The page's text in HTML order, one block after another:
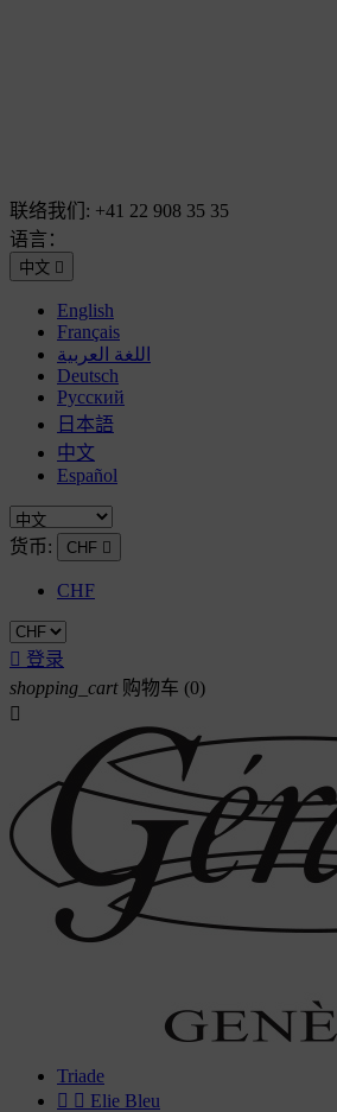
联络我们: +41 22 908 35 35
语言：
中文 
English
Français
اللغة العربية
Deutsch
Русский
日本語
中文
Español
货币: CHF 
CHF
 登录
shopping_cart 购物车 (0)

Triade
  Elie Bleu